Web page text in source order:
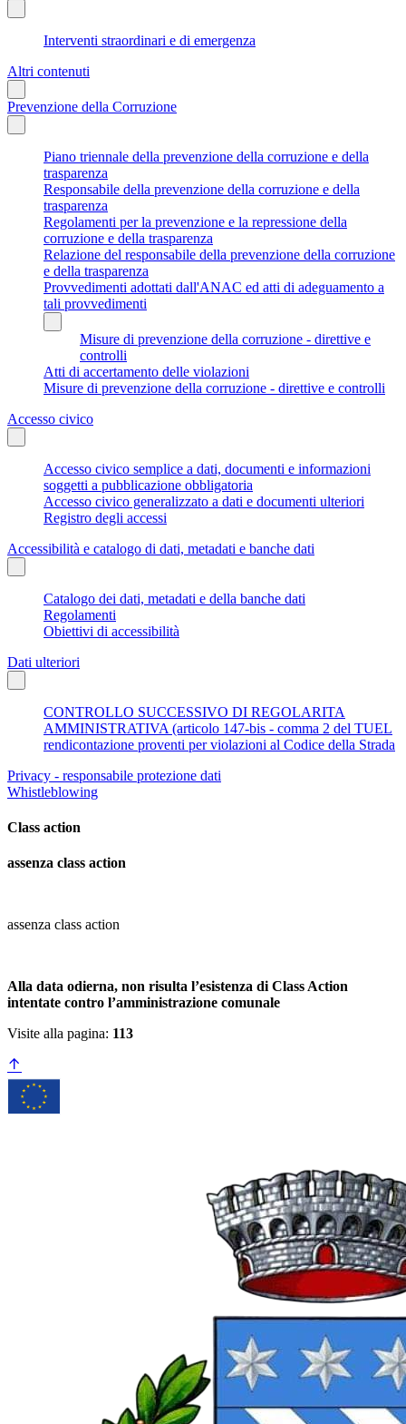
Interventi straordinari e di emergenza
Altri contenuti
Prevenzione della Corruzione
Piano triennale della prevenzione della corruzione e della
trasparenza
Responsabile della prevenzione della corruzione e della
trasparenza
Regolamenti per la prevenzione e la repressione della
corruzione e della trasparenza
Relazione del responsabile della prevenzione della corruzione
e della trasparenza
Provvedimenti adottati dall'ANAC ed atti di adeguamento a
tali provvedimenti
Misure di prevenzione della corruzione - direttive e
controlli
Atti di accertamento delle violazioni
Misure di prevenzione della corruzione - direttive e controlli
Accesso civico
Accesso civico semplice a dati, documenti e informazioni
soggetti a pubblicazione obbligatoria
Accesso civico generalizzato a dati e documenti ulteriori
Registro degli accessi
Accessibilità e catalogo di dati, metadati e banche dati
Catalogo dei dati, metadati e della banche dati
Regolamenti
Obiettivi di accessibilità
Dati ulteriori
CONTROLLO SUCCESSIVO DI REGOLARITA
AMMINISTRATIVA (articolo 147-bis - comma 2 del TUEL
rendicontazione proventi per violazioni al Codice della Strada
Privacy - responsabile protezione dati
Whistleblowing
Class action
assenza class action
assenza class action
Alla data odierna, non risulta l’esistenza di Class Action
intentate contro l’amministrazione comunale
Visite alla pagina: 113